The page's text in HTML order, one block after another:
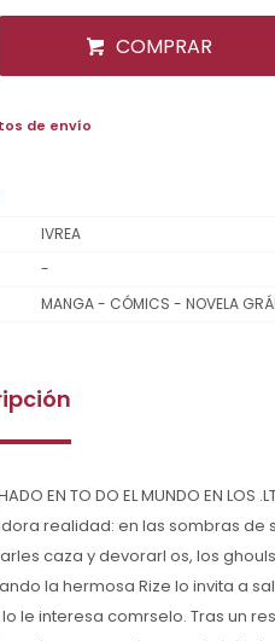
COMPRAR
de envío
IVREA
-
MANGA - CÓMICS - NOVELA
EN TO DO EL MUNDO EN LOS
realidad: en las sombras de
caza y devorarl os, los
la hermosa Rize lo invita a
le interesa comrselo. Tras un